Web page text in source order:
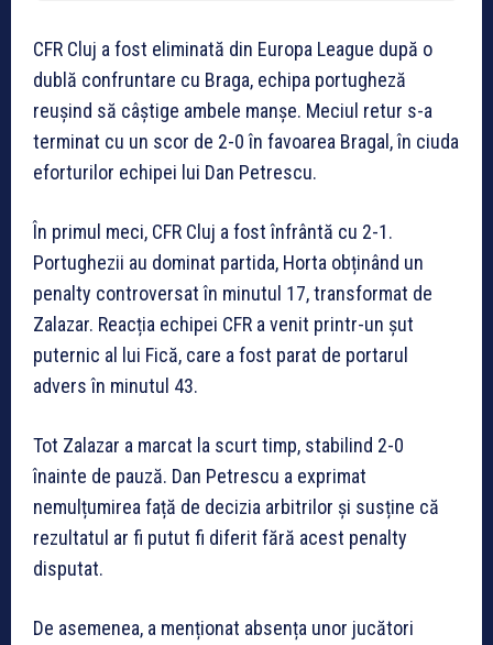
CFR Cluj a fost eliminată din Europa League după o
dublă confruntare cu Braga, echipa portugheză
reușind să câștige ambele manșe. Meciul retur s-a
terminat cu un scor de 2-0 în favoarea Bragal, în ciuda
eforturilor echipei lui Dan Petrescu.
În primul meci, CFR Cluj a fost înfrântă cu 2-1.
Portughezii au dominat partida, Horta obținând un
penalty controversat în minutul 17, transformat de
Zalazar. Reacția echipei CFR a venit printr-un șut
puternic al lui Fică, care a fost parat de portarul
advers în minutul 43.
Tot Zalazar a marcat la scurt timp, stabilind 2-0
înainte de pauză. Dan Petrescu a exprimat
nemulțumirea față de decizia arbitrilor și susține că
rezultatul ar fi putut fi diferit fără acest penalty
disputat.
De asemenea, a menționat absența unor jucători